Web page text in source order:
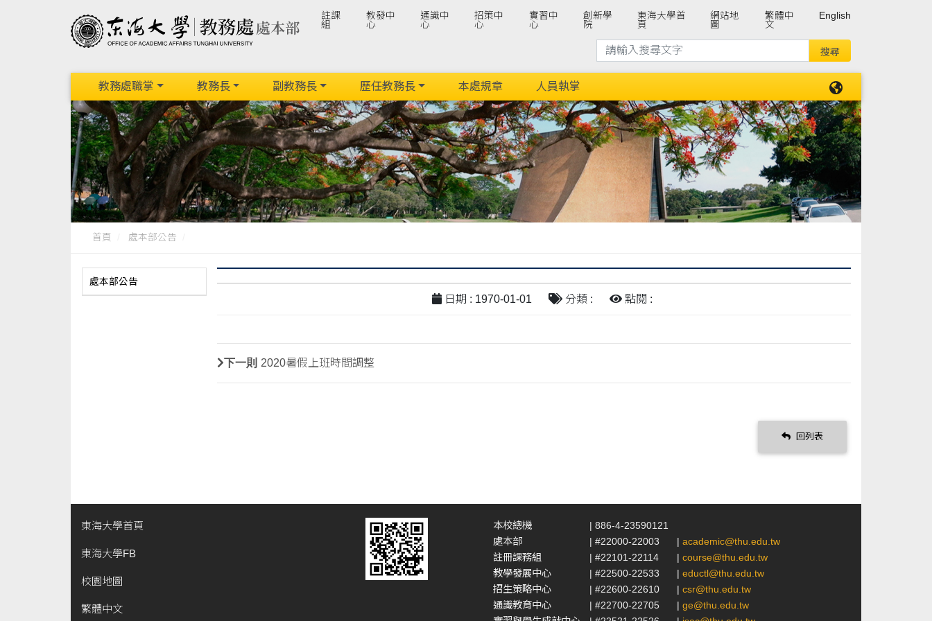
註課
組
教發中
心
通識中
心
招策中
心
實習中
心
創新學
院
東海大學首
頁
網站地
圖
繁體中
文
English
教務處職掌 教務長 副教務長 歷任教務長 本處規章 人員執掌
首頁 處本部公告
處本部公告
日期 : 1970-01-01 分類 : 點閱 :
下一則 2020暑假上班時間調整
回列表
東海大學首頁
東海大學FB
校園地圖
繁體中文
本校總機
| 886-4-23590121
處本部
| #22000-22003 | academic@thu.edu.tw
註冊課務組
| #22101-22114 | course@thu.edu.tw
教學發展中心
| #22500-22533 | eductl@thu.edu.tw
招生策略中心
| #22600-22610 | csr@thu.edu.tw
通識教育中心
| #22700-22705 | ge@thu.edu.tw